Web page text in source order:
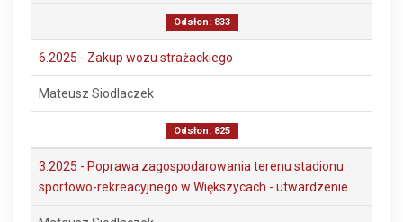
Odsłon: 833
6.2025 - Zakup wozu strażackiego
Mateusz Siodlaczek
Odsłon: 825
3.2025 - Poprawa zagospodarowania terenu stadionu
sportowo-rekreacyjnego w Większycach - utwardzenie